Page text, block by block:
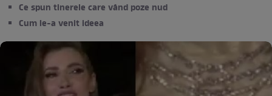
Ce spun tinerele care vând poze nud
Cum le-a venit ideea